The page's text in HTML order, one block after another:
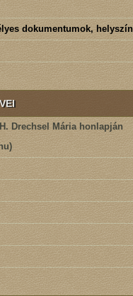
dokumentumok,
Drechsel Mária honlapján